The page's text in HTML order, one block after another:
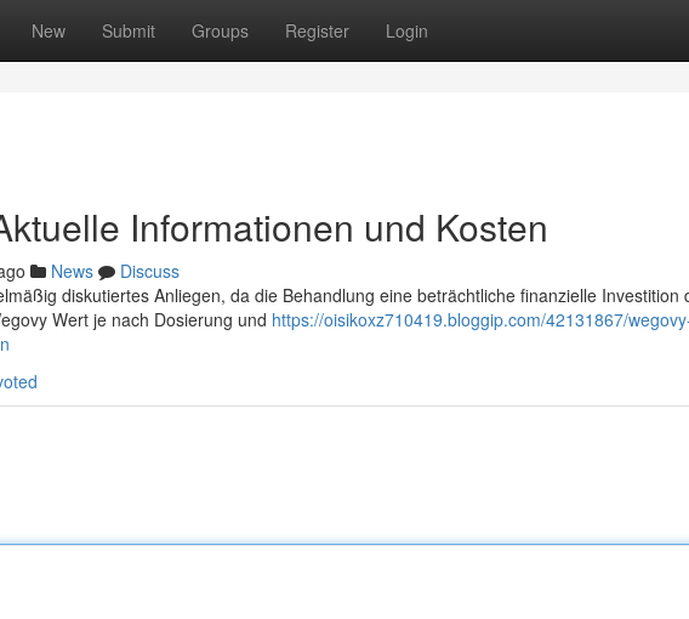
New Submit Groups Register Login
Informationen und Kosten
News
Discuss
diskutiertes Anliegen, da die Behandlung eine beträchtliche finanzielle Investition
Wert je nach Dosierung und https://oisikoxz710419.bloggip.com/42131867/